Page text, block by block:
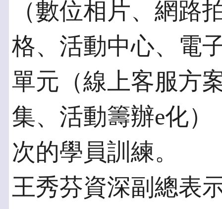
（數位相片、網路
格、活動中心、電
單元（線上客服方
集、活動籌辦e化）
次的學員訓練。
王秀芬資深副總表